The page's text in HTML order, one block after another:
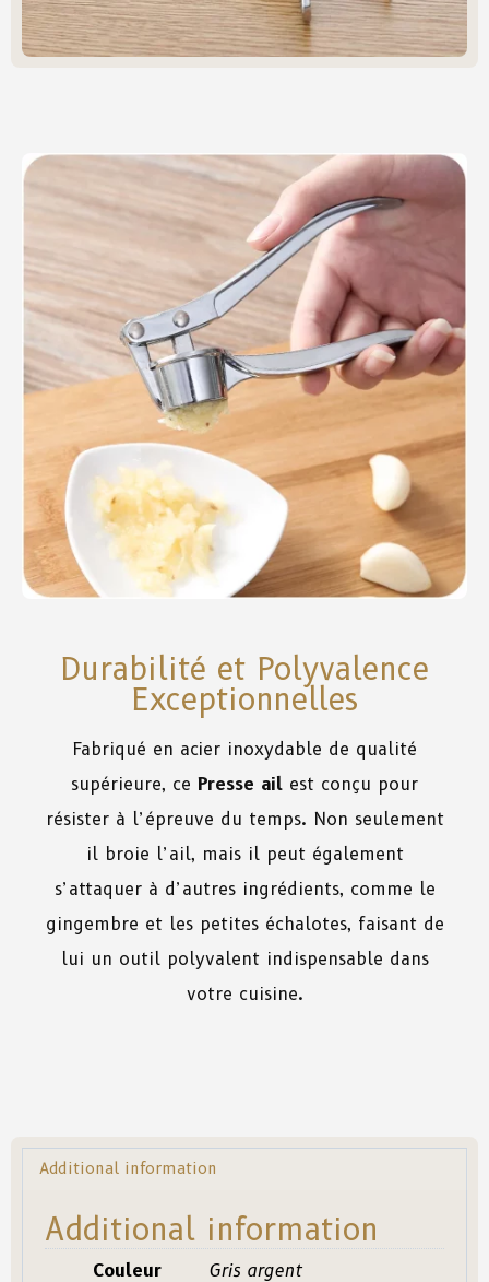
Durabilité et Polyvalence
Exceptionnelles
Fabriqué en acier inoxydable de qualité
supérieure, ce Presse ail est conçu pour
résister à l’épreuve du temps. Non seulement
il broie l’ail, mais il peut également
s’attaquer à d’autres ingrédients, comme le
gingembre et les petites échalotes, faisant de
lui un outil polyvalent indispensable dans
votre cuisine.
Additional information
Additional information
Couleur Gris argent